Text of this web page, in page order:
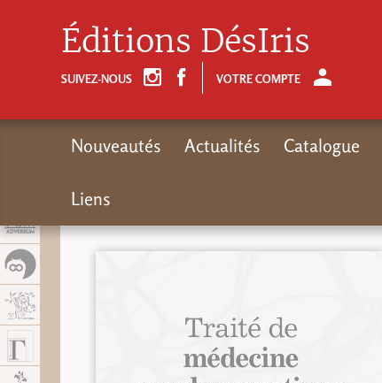
Éditions DésIris
SUIVEZ-NOUS VOTRE COMPTE
Nouveautés Actualités Catalogue
Liens